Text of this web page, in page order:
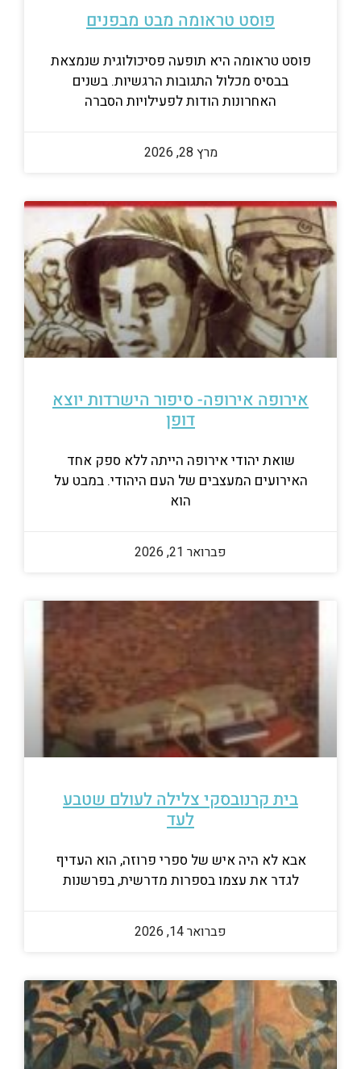
פוסט טראומה מבט מבפנים
פוסט טראומה היא תופעה פסיכולוגית שנמצאת
בבסיס מכלול התגובות הרגשיות. בשנים
האחרונות הודות לפעילויות הסברה
מרץ 28, 2026
אירופה אירופה- סיפור הישרדות יוצא
דופן
שואת יהודי אירופה הייתה ללא ספק אחד
האירועים המעצבים של העם היהודי. במבט על
הוא
פברואר 21, 2026
בית קרנובסקי צלילה לעולם שטבע
לעד
אבא לא היה איש של ספרי פרוזה, הוא העדיף
לגדר את עצמו בספרות מדרשית, בפרשנות
פברואר 14, 2026